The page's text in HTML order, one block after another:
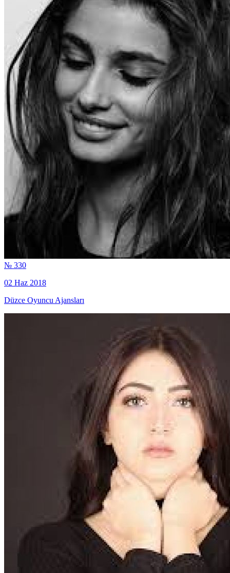
№ 330
02 Haz 2018
Düzce Oyuncu Ajansları